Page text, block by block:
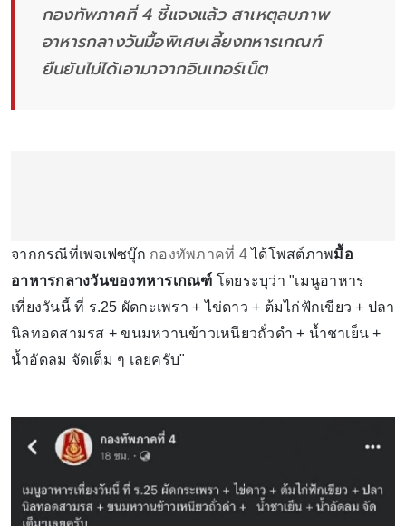
กองทัพภาคที่ 4 ชี้แจงแล้ว สาเหตุลบภาพ
อาหารกลางวันมื้อพิเศษเลี้ยงทหารเกณฑ์
ยืนยันไม่ได้เอามาจากอินเทอร์เน็ต
จากกรณีที่เพจเฟซบุ๊ก กองทัพภาคที่ 4ได้โพสต์ภาพมื้อ
อาหารกลางวันของทหารเกณฑ์ โดยระบุว่า "เมนูอาหาร
เที่ยงวันนี้ ที่ ร.25 ผัดกะเพรา + ไข่ดาว + ต้มไก่ฟักเขียว + ปลา
นิลทอดสามรส + ขนมหวานข้าวเหนียวถั่วดำ + น้ำชาเย็น +
น้ำอัดลม จัดเต็ม ๆ เลยครับ"